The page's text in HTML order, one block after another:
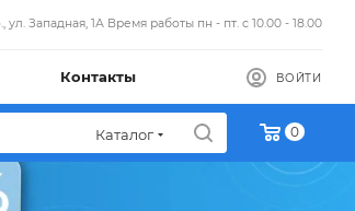
Западная, 1А Время работы пн - пт. с 10.00 - 18.00
Контакты ВОЙТИ
Каталог 0